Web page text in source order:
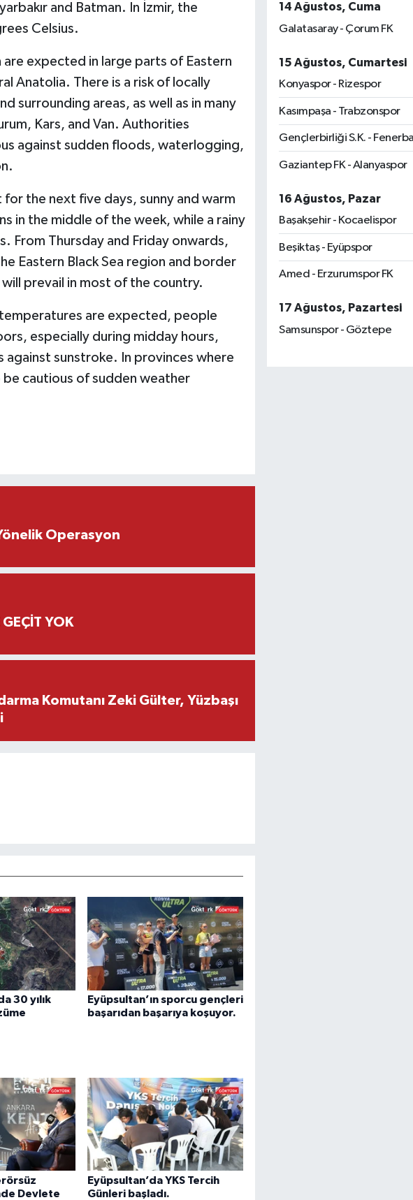
and Batman. In İzmir, the
Celsius.
expected in large parts of Eastern
Anatolia. There is a risk of locally
surrounding areas, as well as in many
Kars, and Van. Authorities
against sudden floods, waterlogging,
the next five days, sunny and warm
in the middle of the week, while a rainy
From Thursday and Friday onwards,
Eastern Black Sea region and border
prevail in most of the country.
are expected, people
especially during midday hours,
sunstroke. In provinces where
cautious of sudden weather
Operasyon
YOK
Komutanı Zeki Gülter, Yüzbaşı
30 yılık
Eyüpsultan’ın sporcu gençleri
başarıdan başarıya koşuyor.
Devlete
Eyüpsultan’da YKS Tercih
Günleri başladı.
14 Ağustos, Cuma
Galatasaray - Çorum FK
15 Ağustos, Cumartesi
Konyaspor - Rizespor
Kasımpaşa - Trabzonspor
Gençlerbirliği S.K. -
Gaziantep FK - Alanyaspor
16 Ağustos, Pazar
Başakşehir - Kocaelispor
Beşiktaş - Eyüpspor
Amed - Erzurumspor FK
17 Ağustos, Pazartesi
Samsunspor - Göztepe